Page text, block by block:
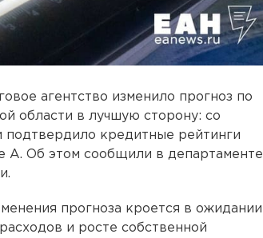
агентство изменило прогноз по
области в лучшую сторону: со
подтвердило кредитные рейтинги
А. Об этом сообщили в департаменте
прогноза кроется в ожидании
и росте собственной